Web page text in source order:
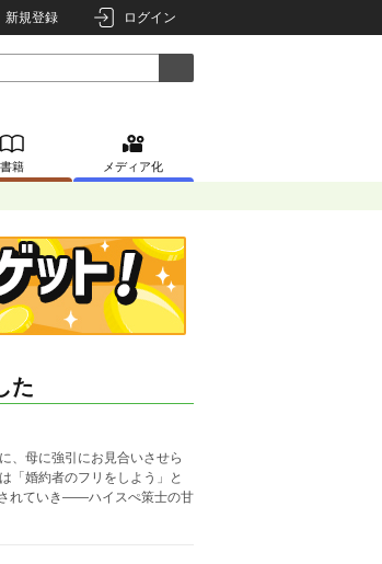
新規登録 ログイン
書籍 メディア化
た
、母に強引にお見合いさせら
「婚約者のフリをしよう」と
れていき――ハイスぺ策士の甘